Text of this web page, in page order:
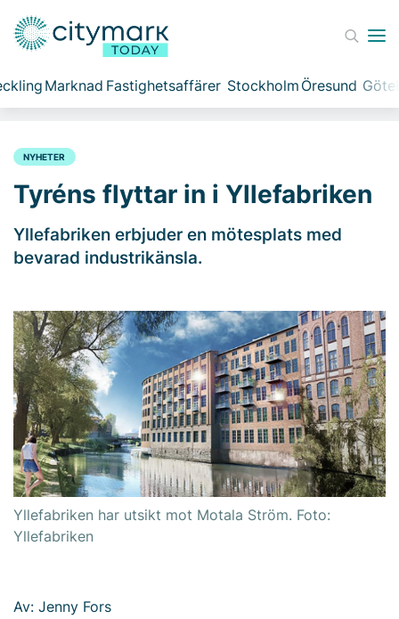
Marknad Fastighetsaffärer Stockholm Öresund
NYHETER
Tyréns flyttar in i Yllefabriken
Yllefabriken erbjuder en mötesplats med
bevarad industrikänsla.
Yllefabriken har utsikt mot Motala Ström. Foto:
Yllefabriken
Av: Jenny Fors